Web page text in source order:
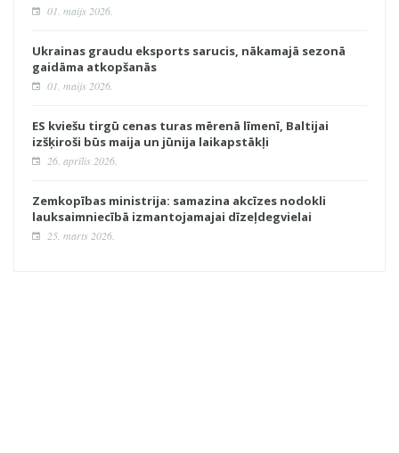
01. maijs 2026.
Ukrainas graudu eksports sarucis, nākamajā sezonā
gaidāma atkopšanās
01. maijs 2026.
ES kviešu tirgū cenas turas mērenā līmenī, Baltijai
izšķiroši būs maija un jūnija laikapstākļi
26. aprīlis 2026.
Zemkopības ministrija: samazina akcīzes nodokli
lauksaimniecībā izmantojamajai dīzeļdegvielai
25. marts 2026.